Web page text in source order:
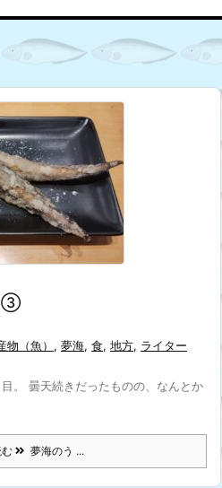
③
物（魚） , 夢海, 食, 地方, ライター
。 曇天続きだったものの、なんとか
夢海のう ...